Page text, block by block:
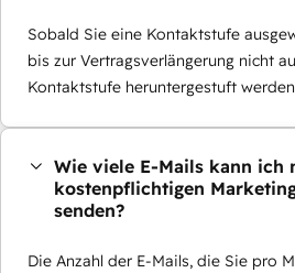
Sobald Sie eine Kontaktstufe
bis zur Vertragsverlängerung nicht
Kontaktstufe heruntergestuft
Wie viele E-Mails kann ich
kostenpflichtigen
senden?
Die Anzahl der E-Mails, die Sie pro